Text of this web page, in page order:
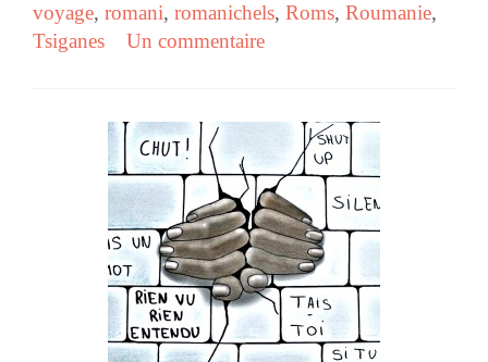
voyage, romani, romanichels, Roms, Roumanie,
Tsiganes
Un commentaire